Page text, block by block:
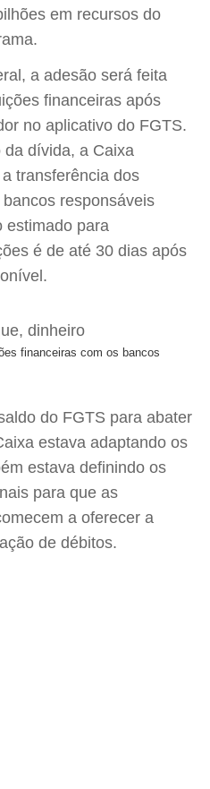
em recursos do
a adesão será feita
financeiras após
no aplicativo do FGTS.
da dívida, a Caixa
transferência dos
responsáveis
estimado para
é de até 30 dias após
financeiras com os bancos
do FGTS para abater
estava adaptando os
estava definindo os
para que as
a oferecer a
de débitos.